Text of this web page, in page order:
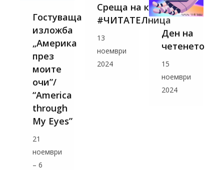
Гостуваща
изложба
„Америка
през
моите
очи”/
“America
through
My Eyes”
21
ноември
– 6
Среща на клуб
#ЧИТАТЕЛница
13
ноември
2024
Ден на
четенето
15
ноември
2024